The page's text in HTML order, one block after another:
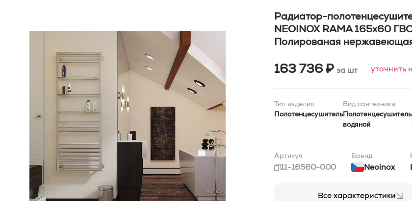
Радиатор-
NEOINOX RAMA 165x60 ГВС
Полированая
163 736 ₽ за шт уточнить
Тип изделия
Полотенцесушитель
Вид сантехники
Полотенцесушитель
водяной
Артикул
11-16560-000
Бренд
Neoinox
Все характеристики